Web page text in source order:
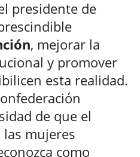
presidente de
, mejorar la
y promover
esta realidad.
de que el
las mujeres
como